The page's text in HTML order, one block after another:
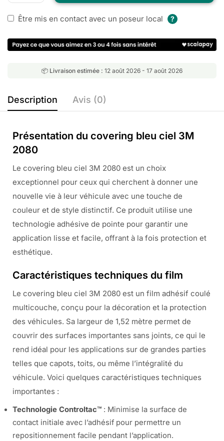
Être mis en contact avec un poseur local ?
📦 Livraison estimée : 12 août 2026 - 17 août 2026
Description Avis (0)
Présentation du covering bleu ciel 3M
2080
Le covering bleu ciel 3M 2080 est un choix
exceptionnel pour ceux qui cherchent à donner une
nouvelle vie à leur véhicule avec une touche de
couleur et de style distinctif. Ce produit utilise une
technologie adhésive de pointe pour garantir une
application lisse et facile, offrant à la fois protection et
esthétique.
Caractéristiques techniques du film
Le covering bleu ciel 3M 2080 est un film adhésif coulé
multicouche, conçu pour la décoration et la protection
des véhicules. Sa largeur de 1,52 mètre permet de
couvrir des surfaces importantes sans joints, ce qui le
rend idéal pour les applications sur de grandes parties
telles que capots, toits, ou même l’intégralité du
véhicule. Voici quelques caractéristiques techniques
importantes :
Technologie Controltac™ : Minimise la surface de
contact initiale avec l’adhésif pour permettre un
repositionnement facile pendant l’application.